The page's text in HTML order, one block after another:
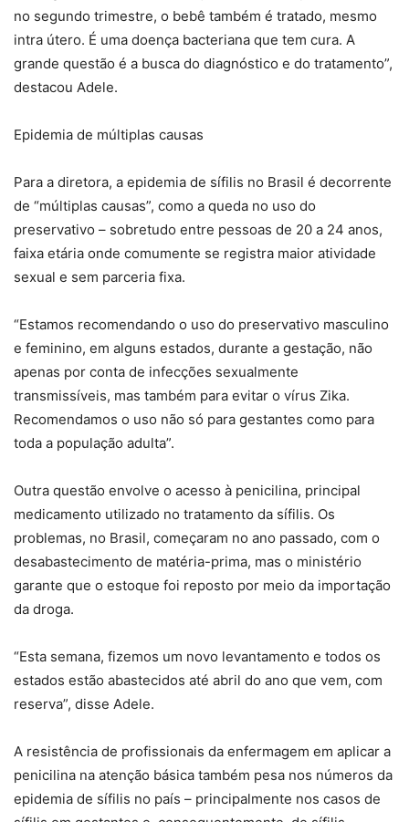
no segundo trimestre, o bebê também é tratado, mesmo
intra útero. É uma doença bacteriana que tem cura. A
grande questão é a busca do diagnóstico e do tratamento”,
destacou Adele.
Epidemia de múltiplas causas
Para a diretora, a epidemia de sífilis no Brasil é decorrente
de “múltiplas causas”, como a queda no uso do
preservativo – sobretudo entre pessoas de 20 a 24 anos,
faixa etária onde comumente se registra maior atividade
sexual e sem parceria fixa.
“Estamos recomendando o uso do preservativo masculino
e feminino, em alguns estados, durante a gestação, não
apenas por conta de infecções sexualmente
transmissíveis, mas também para evitar o vírus Zika.
Recomendamos o uso não só para gestantes como para
toda a população adulta”.
Outra questão envolve o acesso à penicilina, principal
medicamento utilizado no tratamento da sífilis. Os
problemas, no Brasil, começaram no ano passado, com o
desabastecimento de matéria-prima, mas o ministério
garante que o estoque foi reposto por meio da importação
da droga.
“Esta semana, fizemos um novo levantamento e todos os
estados estão abastecidos até abril do ano que vem, com
reserva”, disse Adele.
A resistência de profissionais da enfermagem em aplicar a
penicilina na atenção básica também pesa nos números da
epidemia de sífilis no país – principalmente nos casos de